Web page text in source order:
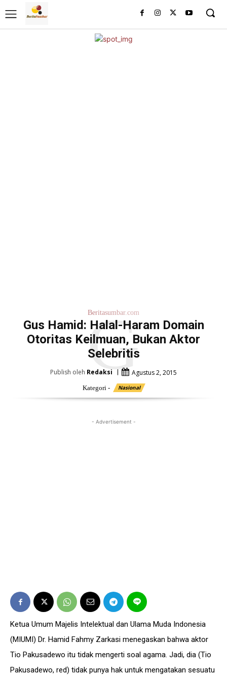
Beritasumbar.com
Gus Hamid: Halal-Haram Domain
Otoritas Keilmuan, Bukan Aktor
Selebritis
G
Publish oleh Redaksi Agustus 2, 2015
Kategori - Nasional
- Advertisement -
Ketua Umum Majelis Intelektual dan Ulama Muda Indonesia
(MIUMI) Dr. Hamid Fahmy Zarkasi menegaskan bahwa aktor
Tio Pakusadewo itu tidak mengerti soal agama. Jadi, dia (Tio
Pakusadewo, red) tidak punya hak untuk mengatakan sesuatu